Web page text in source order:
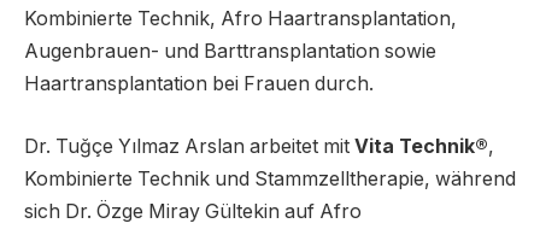
Kombinierte Technik, Afro Haartransplantation,
Augenbrauen- und Barttransplantation sowie
Haartransplantation bei Frauen durch.
Dr. Tuğçe Yılmaz Arslan arbeitet mit Vita Technik®,
Kombinierte Technik und Stammzelltherapie, während
sich Dr. Özge Miray Gültekin auf Afro